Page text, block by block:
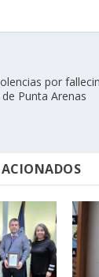
por
Punta Arenas